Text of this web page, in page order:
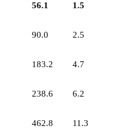
56.1 1.5
90.0 2.5
183.2 4.7
238.6 6.2
462.8 11.3